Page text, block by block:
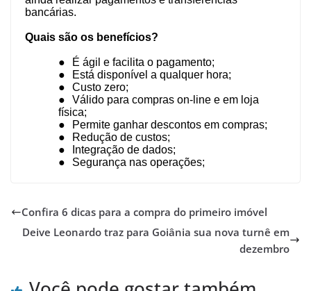
bancárias.
Quais são os benefícios?
●
É ágil e facilita o pagamento;
●
Está disponível a qualquer hora;
●
Custo zero;
●
Válido para compras on-line e em loja
física;
●
Permite ganhar descontos em compras;
●
Redução de custos;
●
Integração de dados;
●
Segurança nas operações;
Confira 6 dicas para a compra do primeiro imóvel
Deive Leonardo traz para Goiânia sua nova turnê em
dezembro